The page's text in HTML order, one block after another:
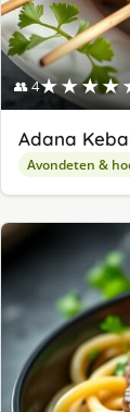
👥 4
Adana
Avondeten &